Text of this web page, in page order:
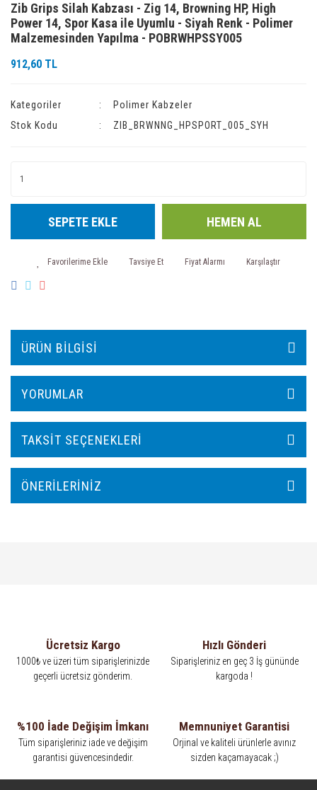
Zib Grips Silah Kabzası - Zig 14, Browning HP, High
Power 14, Spor Kasa ile Uyumlu - Siyah Renk - Polimer
Malzemesinden Yapılma - POBRWHPSSY005
912,60 TL
Kategoriler
Polimer Kabzeler
Stok Kodu
ZIB_BRWNNG_HPSPORT_005_SYH
SEPETE EKLE HEMEN AL
Tavsiye Et Fiyat Alarmı Karşılaştır
ÜRÜN BILGISI
YORUMLAR
TAKSIT SEÇENEKLERI
ÖNERILERINIZ
Ücretsiz Kargo
1000₺ ve üzeri tüm siparişlerinizde
geçerli ücretsiz gönderim.
Hızlı Gönderi
Siparişleriniz en geç 3 İş gününde
kargoda !
%100 İade Değişim İmkanı
Tüm siparişleriniz iade ve değişim
garantisi güvencesindedir.
Memnuniyet Garantisi
Orjinal ve kaliteli ürünlerle avınız
sizden kaçamayacak ;)